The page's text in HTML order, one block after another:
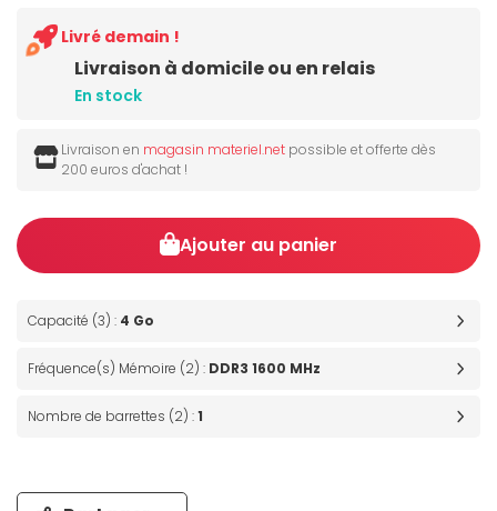
Livraison à domicile ou en relais
En stock
Livré demain !
Livraison en magasin materiel.net possible et offerte dès
200 euros d'achat !
Ajouter au panier
Capacité (3) : 4 Go
Fréquence(s) Mémoire (2) : DDR3 1600 MHz
Nombre de barrettes (2) :1